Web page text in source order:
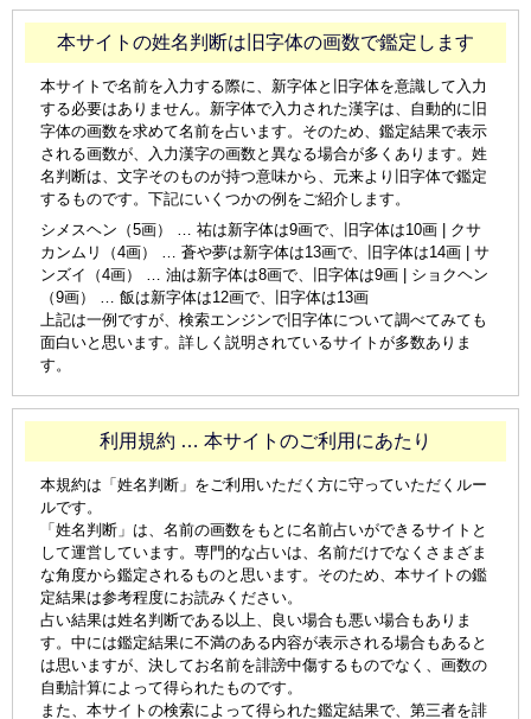
本サイトの姓名判断は旧字体の画数で鑑定します
本サイトで名前を入力する際に、新字体と旧字体を意識して入力
する必要はありません。新字体で入力された漢字は、自動的に旧
字体の画数を求めて名前を占います。そのため、鑑定結果で表示
される画数が、入力漢字の画数と異なる場合が多くあります。姓
名判断は、文字そのものが持つ意味から、元来より旧字体で鑑定
するものです。下記にいくつかの例をご紹介します。
シメスヘン（5画） … 祐は新字体は9画で、旧字体は10画 | クサ
カンムリ（4画） … 蒼や夢は新字体は13画で、旧字体は14画 | サ
ンズイ（4画） … 油は新字体は8画で、旧字体は9画 | ショクヘン
（9画） … 飯は新字体は12画で、旧字体は13画
上記は一例ですが、検索エンジンで旧字体について調べてみても
面白いと思います。詳しく説明されているサイトが多数ありま
す。
利用規約 … 本サイトのご利用にあたり
本規約は「姓名判断」をご利用いただく方に守っていただくルー
ルです。
「姓名判断」は、名前の画数をもとに名前占いができるサイトと
して運営しています。専門的な占いは、名前だけでなくさまざま
な角度から鑑定されるものと思います。そのため、本サイトの鑑
定結果は参考程度にお読みください。
占い結果は姓名判断である以上、良い場合も悪い場合もありま
す。中には鑑定結果に不満のある内容が表示される場合もあると
は思いますが、決してお名前を誹謗中傷するものでなく、画数の
自動計算によって得られたものです。
また、本サイトの検索によって得られた鑑定結果で、第三者を誹